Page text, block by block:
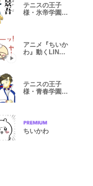
テニスの王子
様・氷帝学園×
アニメ『ちいか
わ』動くLINE
テニスの王子
様・青春学園×
ちいかわ